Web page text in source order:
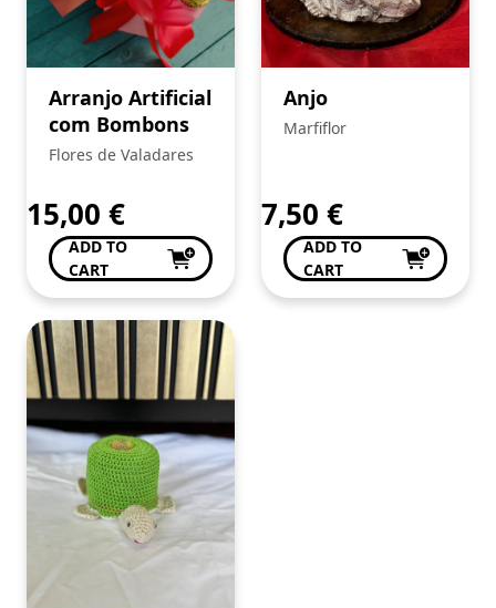
Arranjo Artificial
com Bombons
Flores de Valadares
15,00 €
ADD TO
CART
Anjo
Marfiflor
7,50 €
ADD TO
CART